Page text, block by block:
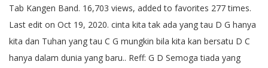
Tab Kangen Band. 16,703 views, added to favorites 277 times.
Last edit on Oct 19, 2020. cinta kita tak ada yang tau D G hanya
kita dan Tuhan yang tau C G mungkin bila kita kan bersatu D C
hanya dalam dunia yang baru.. Reff: G D Semoga tiada yang